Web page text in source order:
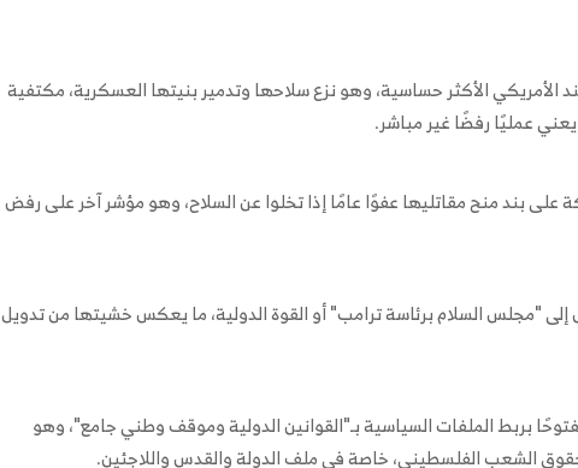
الأمريكي الأكثر حساسية، وهو نزع سلاحها وتدمير بنيتها العسكرية، مكتفية
عمليًا رفضًا غير مباشر.
على بند منح مقاتليها عفوًا عامًا إذا تخلوا عن السلاح، وهو مؤشر آخر على رفض
"مجلس السلام برئاسة ترامب" أو القوة الدولية، ما يعكس خشيتها من تدويل
بربط الملفات السياسية بـ"القوانين الدولية وموقف وطني جامع"، وهو
الشعب الفلسطيني، خاصة في ملف الدولة والقدس واللاجئين.